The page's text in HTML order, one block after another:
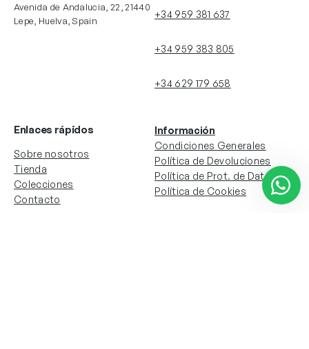
Avenida de Andalucia, 22, 21440
Lepe, Huelva, Spain
+34 959 381 637
+34 959 383 805
+34 629 179 658
Enlaces rápidos
Sobre nosotros
Tienda
Colecciones
Contacto
Información
Condiciones Generales
Política de Devoluciones
Política de Prot. de Datos
Política de Cookies